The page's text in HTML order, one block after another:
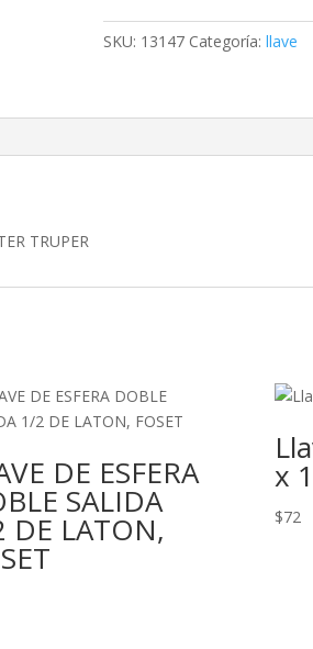
cantidad
SKU: 13147 Categoría:llave
TRUPER
DE ESFERA
SALIDA
DE LATON,
x
$72